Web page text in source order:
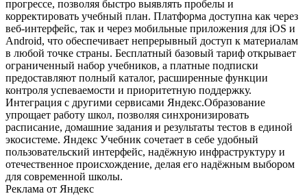
прогрессе, позволяя быстро выявлять пробелы и
корректировать учебный план. Платформа доступна как через
веб‑интерфейс, так и через мобильные приложения для iOS и
Android, что обеспечивает непрерывный доступ к материалам
в любой точке страны. Бесплатный базовый тариф открывает
ограниченный набор учебников, а платные подписки
предоставляют полный каталог, расширенные функции
контроля успеваемости и приоритетную поддержку.
Интеграция с другими сервисами Яндекс.Образование
упрощает работу школ, позволяя синхронизировать
расписание, домашние задания и результаты тестов в единой
экосистеме. Яндекс Учебник сочетает в себе удобный
пользовательский интерфейс, надёжную инфраструктуру и
отечественное происхождение, делая его надёжным выбором
для современной школы.
Реклама от Яндекс